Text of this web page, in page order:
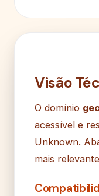
Visão
O domínio
acessível e
Unknown.
mais